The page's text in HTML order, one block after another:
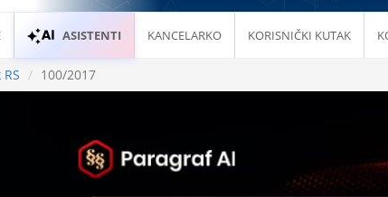
ASISTENTI KANCELARKO KORISNIČKI KUTAK
100/2017